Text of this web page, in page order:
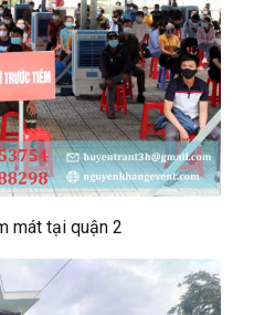
mát tại quận 2